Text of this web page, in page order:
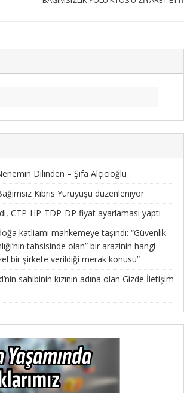
Dilinden – Şifa Alçıcıoğlu
Kıbrıs Yürüyüşü düzenleniyor
CTP-HP-TDP-DP fiyat ayarlaması yaptı
katliamı mahkemeye taşındı: “Güvenlik
tahsisinde olan” bir arazinin hangi
bir şirkete verildiği merak konusu”
sahibinin kızının adına olan Gizde İletişim